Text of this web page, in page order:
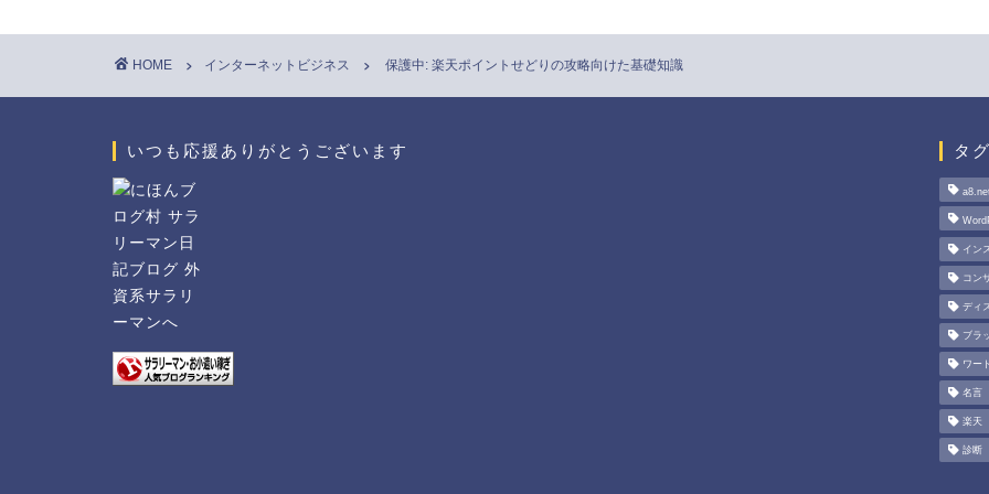
HOME インターネットビジネス 保護中: 楽天ポイントせどりの攻略向けた基礎知識
いつも応援ありがとうございます タ
イン
コン
ディ
ブラ
ワー
名言
楽天
診断